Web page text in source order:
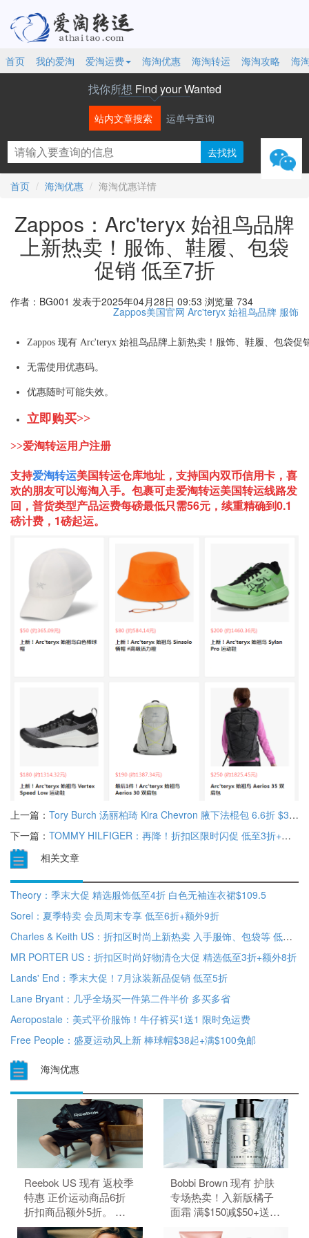
首页 我的爱淘 爱淘运费 海淘优惠 海淘转运 海淘攻略 海
找你所想 Find your Wanted
站内文章搜索 运单号查询
首页 海淘优惠 海淘优惠详情
Zappos：Arc'teryx 始祖鸟品牌
上新热卖！服饰、鞋履、包袋
促销 低至7折
作者：BG001 发表于2025年04月28日 09:53 浏览量 734
Zappos美国官网 Arc'teryx 始祖鸟品牌 服饰
Zappos 现有 Arc'teryx 始祖鸟品牌上新热卖！服饰、鞋履、包袋促
无需使用优惠码。
优惠随时可能失效。
立即购买>>
>>爱淘转运用户注册
支持爱淘转运美国转运仓库地址，支持国内双币信用卡，喜
欢的朋友可以海淘入手。包裹可走爱淘转运美国转运线路发
回，普货类型产品运费每磅最低只需56元，续重精确到0.1
磅计费，1磅起运。
上一篇： Tory Burch 汤丽柏琦 Kira Chevron 腋下法棍包 6.6折 $349（约2548.33元）
下一篇： TOMMY HILFIGER：再降！折扣区限时闪促 低至3折+额外7折
相关文章
Theory：季末大促 精选服饰低至4折 白色无袖连衣裙$109.5
Sorel：夏季特卖 会员周末专享 低至6折+额外9折
Charles & Keith US：折扣区时尚上新热卖 入手服饰、包袋等 低至5折
MR PORTER US：折扣区时尚好物清仓大促 精选低至3折+额外8折
Lands' End：季末大促！7月泳装新品促销 低至5折
Lane Bryant：几乎全场买一件第二件半价 多买多省
Aeropostale：美式平价服饰！牛仔裤买1送1 限时免运费
Free People：盛夏运动风上新 棒球帽$38起+满$100免邮
海淘优惠
Reebok US 现有 返校季
特惠 正价运动商品6折
折扣商品额外5折。 正
价商品6折，折扣商品额
Bobbi Brown 现有 护肤
专场热卖！入新版橘子
面霜 满$150减$50+送4